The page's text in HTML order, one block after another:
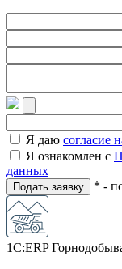
Я даю согласие
Я ознакомлен с
данных
Подать заявку * -
1С:ERP